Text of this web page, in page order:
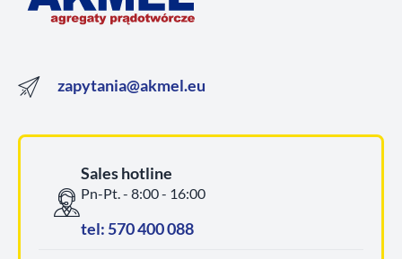
zapytania@akmel.eu
Sales hotline
Pn-Pt. - 8:00 - 16:00
tel: 570 400 088